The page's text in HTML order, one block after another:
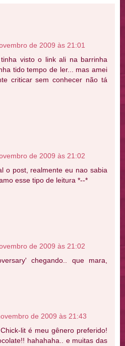
de 2009 às 21:01
visto o link ali na barrinha
tido tempo de ler... mas amei
criticar sem conhecer não tá
de 2009 às 21:02
o post, realmente eu nao sabia
esse tipo de leitura *--*
de 2009 às 21:02
chegando.. que mara,
de 2009 às 21:43
lit é meu gênero preferido!
hahahaha.. e muitas das